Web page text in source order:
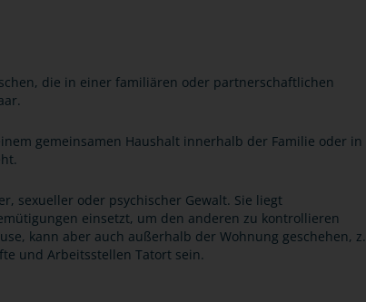
die in einer familiären oder partnerschaftlichen
gemeinsamen Haushalt innerhalb der Familie oder in
sexueller oder psychischer Gewalt. Sie liegt
einsetzt, um den anderen zu kontrollieren
kann aber auch außerhalb der Wohnung geschehen, z.
und Arbeitsstellen Tatort sein.